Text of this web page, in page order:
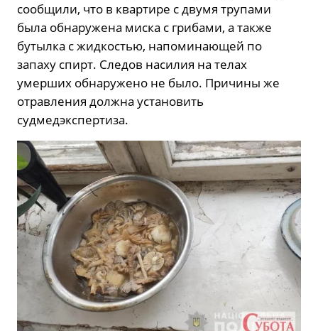
сообщили, что в квартире с двумя трупами
была обнаружена миска с грибами, а также
бутылка с жидкостью, напоминающей по
запаху спирт. Следов насилия на телах
умерших обнаружено не было. Причины же
отравления должна установить
судмедэкспертиза.